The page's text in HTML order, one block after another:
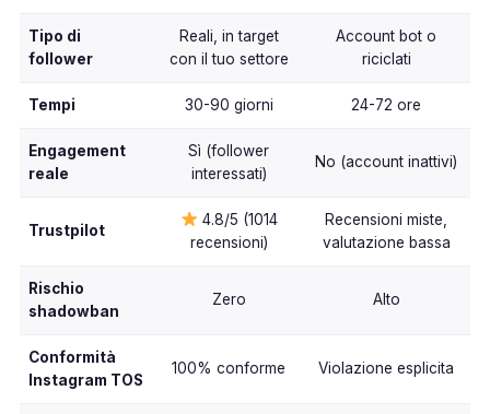
Tipo di
follower
Reali, in target
con il tuo settore
Account bot o
riciclati
Tempi 30-90 giorni 24-72 ore
Engagement
reale
Sì (follower
interessati)
No (account inattivi)
Trustpilot
4.8/5 (1014
recensioni)
Recensioni miste,
valutazione bassa
Rischio
shadowban
Zero Alto
Conformità
Instagram TOS
100% conforme Violazione esplicita